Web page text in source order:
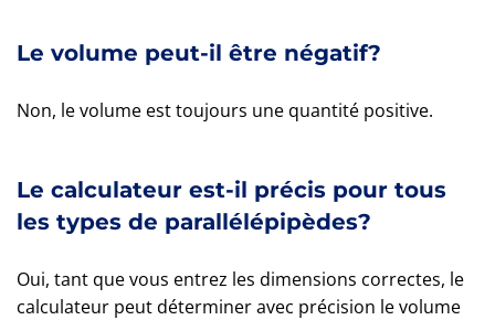
Le volume peut-il être négatif?
Non, le volume est toujours une quantité positive.
Le calculateur est-il précis pour tous
les types de parallélépipèdes?
Oui, tant que vous entrez les dimensions correctes, le
calculateur peut déterminer avec précision le volume